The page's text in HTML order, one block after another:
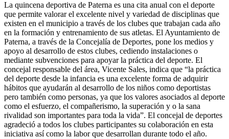
La quincena deportiva de Paterna es una cita anual con el deporte
que permite valorar el excelente nivel y variedad de disciplinas que
existen en el municipio a través de los clubes que trabajan cada año
en la formación y entrenamiento de sus atletas. El Ayuntamiento de
Paterna, a través de la Concejalía de Deportes, pone los medios y
apoyo al desarrollo de estos clubes, cediendo instalaciones o
mediante subvenciones para apoyar la práctica del deporte. El
concejal responsable del área, Vicente Sales, indica que “la práctica
del deporte desde la infancia es una excelente forma de adquirir
hábitos que ayudarán al desarrollo de los niños como deportistas
pero también como personas, ya que los valores asociados al deporte
como el esfuerzo, el compañerismo, la superación y o la sana
rivalidad son importantes para toda la vida”. El concejal de deportes
agradeció a todos los clubes participantes su colaboración en esta
iniciativa así como la labor que desarrollan durante todo el año.